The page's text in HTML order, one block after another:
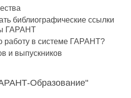
библиографические ссылки
ГАРАНТ
работу в системе ГАРАНТ?
и выпускников
Образование"